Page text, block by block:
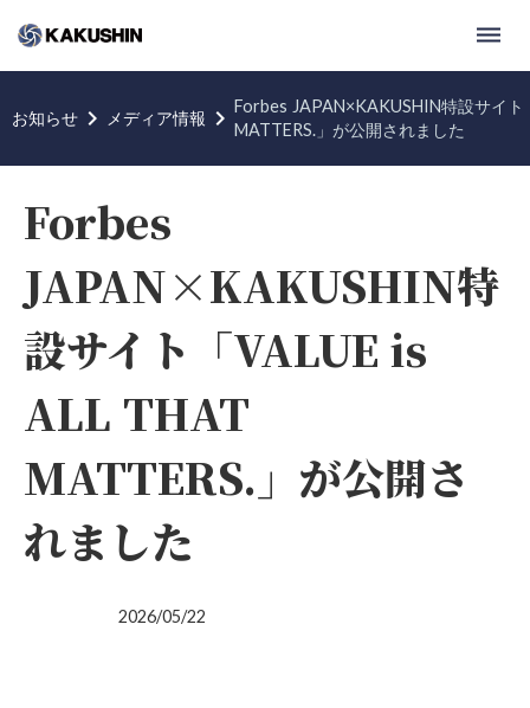
dehaze
お知らせ keyboard_arrow_right メディア情報 keyboard_arrow_right Forbes JAPAN×KAKUSHIN特設サイト
MATTERS.」が公開されました
Forbes
JAPAN×KAKUSHIN特
設サイト「VALUE is
ALL THAT
MATTERS.」が公開さ
れました
2026/05/22